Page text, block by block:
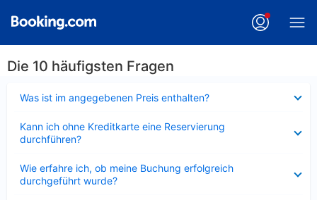
Die 10 häufigsten Fragen
Was ist im angegebenen Preis enthalten?
Kann ich ohne Kreditkarte eine Reservierung
durchführen?
Wie erfahre ich, ob meine Buchung erfolgreich
durchgeführt wurde?